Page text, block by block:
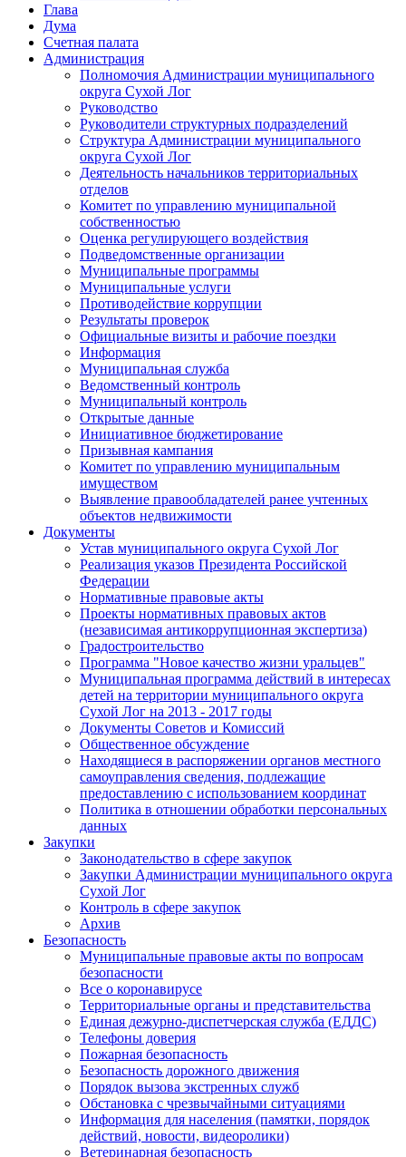
Глава
Дума
Счетная палата
Администрация
Полномочия Администрации муниципального
округа Сухой Лог
Руководство
Руководители структурных подразделений
Структура Администрации муниципального
округа Сухой Лог
Деятельность начальников территориальных
отделов
Комитет по управлению муниципальной
собственностью
Оценка регулирующего воздействия
Подведомственные организации
Муниципальные программы
Муниципальные услуги
Противодействие коррупции
Результаты проверок
Официальные визиты и рабочие поездки
Информация
Муниципальная служба
Ведомственный контроль
Муниципальный контроль
Открытые данные
Инициативное бюджетирование
Призывная кампания
Комитет по управлению муниципальным
имуществом
Выявление правообладателей ранее учтенных
объектов недвижимости
Документы
Устав муниципального округа Сухой Лог
Реализация указов Президента Российской
Федерации
Нормативные правовые акты
Проекты нормативных правовых актов
(независимая антикоррупционная экспертиза)
Градостроительство
Программа "Новое качество жизни уральцев"
Муниципальная программа действий в интересах
детей на территории муниципального округа
Сухой Лог на 2013 - 2017 годы
Документы Советов и Комиссий
Общественное обсуждение
Находящиеся в распоряжении органов местного
самоуправления сведения, подлежащие
предоставлению с использованием координат
Политика в отношении обработки персональных
данных
Закупки
Законодательство в сфере закупок
Закупки Администрации муниципального округа
Сухой Лог
Контроль в сфере закупок
Архив
Безопасность
Муниципальные правовые акты по вопросам
безопасности
Все о коронавирусе
Территориальные органы и представительства
Единая дежурно-диспетчерская служба (ЕДДС)
Телефоны доверия
Пожарная безопасность
Безопасность дорожного движения
Порядок вызова экстренных служб
Обстановка с чрезвычайными ситуациями
Информация для населения (памятки, порядок
действий, новости, видеоролики)
Ветеринарная безопасность